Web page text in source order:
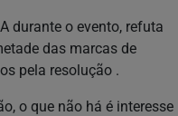
durante o evento, refuta
das marcas de
pela resolução .
o que não há é interesse